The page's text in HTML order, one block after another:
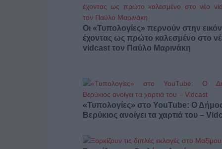
Οι «Τυπολογίες» περνούν στην
έχοντας ως πρώτο καλεσμένο στο
vidcast τον Παύλο Μαρινάκη
«Τυπολογίες» στο YouTube: Ο
Βερύκιος ανοίγει τα χαρτιά του –